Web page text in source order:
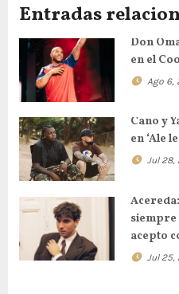
Entradas
Don
en el
Ago 6,
Cano y
en ‘Ale le
Jul 28,
acepto
Jul 25,